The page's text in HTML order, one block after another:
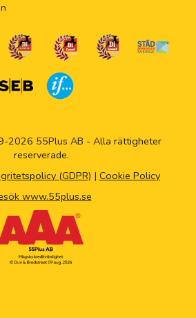
2026 55Plus AB - Alla rättigheter
reserverade.
(GDPR) | Cookie Policy
www.55plus.se